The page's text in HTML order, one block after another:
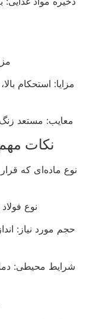
مزایا: استحکام
معایب: مستعد
نکات
نوع ماده‌ای که
نوع
حجم مورد نیاز:
شرایط محیطی: